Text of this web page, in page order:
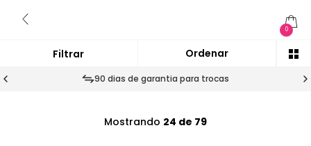
0
90 dias de garantia para trocas
Mostrando 24 de 79